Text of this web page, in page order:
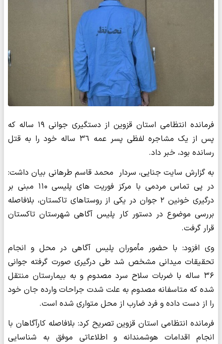
فرمانده انتظامی استان قزوین از دستگیری جوانی ۱۹ ساله که
پس از یک مشاجره لفظی پسر عمه ٣٦ ساله خود را به قتل
رسانده بود، خبر داد.
به گزارش سایت جنایی، سردار محمد قاسم طرهانی بیان داشت:
در پی تماس مردمی با مرکز فوریت های پلیسی ۱۱۰ مبنی بر
درگیری خونین ۲ جوان در یکی از روستاهای تاکستان، بلافاصله
بررسی موضوع در دستور کار پلیس آگاهی شهرستان تاکستان
قرار گرفت.
وی افزود: با حضور مأموران پلیس آگاهی در محل و انجام
تحقیقات میدانی مشخص شد طی درگیری صورت گرفته جوانی
۳۶ ساله با ضربات سلاح سرد مصدوم و به بیمارستان منتقل
شده که متاسفانه مصدوم به علت شدت جراحات وارده جان خود
را از دست داده و فرد ضارب از محل متواری شده است.
فرمانده انتظامی استان قزوین تصریح کرد: بلافاصله کارآگاهان با
انجام اقدامات هوشمندانه و اطلاعاتی موفق به شناسایی